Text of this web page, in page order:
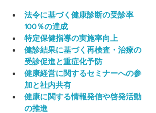
法令に基づく健康診断の受診率
100％の達成
特定保健指導の実施率向上
健診結果に基づく再検査・治療の
受診促進と重症化予防
健康経営に関するセミナーへの参
加と社内共有
健康に関する情報発信や啓発活動
の推進